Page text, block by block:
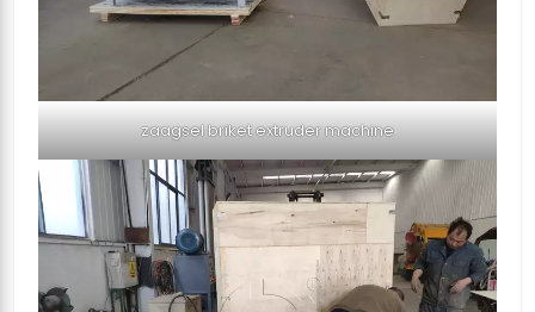
zaagsel briket extruder machine